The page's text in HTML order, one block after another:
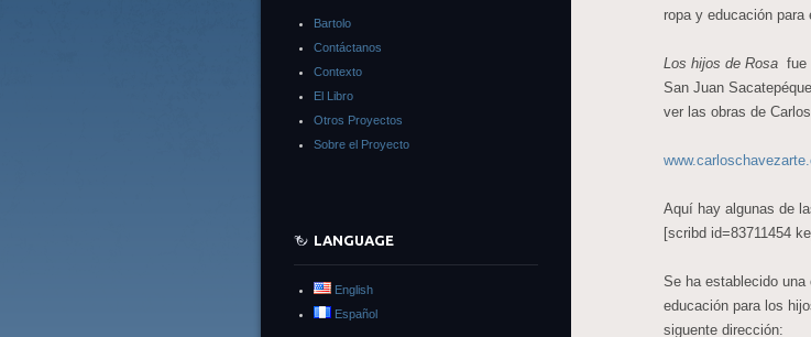
ropa y educación para
Los hijos de Rosa fue
San Juan
ver las obras de
Aquí hay algunas de
[scribd id=83711454
Se ha establecido
educación para los
siguente dirección:
Bartolo
Contáctanos
Contexto
El Libro
Otros Proyectos
Sobre el Proyecto
LANGUAGE
English
Español